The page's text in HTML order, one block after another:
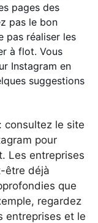
pages des
pas le bon
pas réaliser les
à flot. Vous
Instagram en
suggestions
: consultez le site
pour
Les entreprises
être déjà
que
regardez
entreprises et le